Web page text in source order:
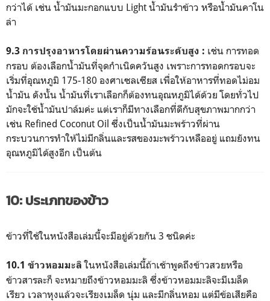
กว่าได้ เช่น น้ำมันมะกอกแบบ Light น้ำมันรำข้าว หรือน้ำมันคาโน
ล่า
9.3 การปรุงอาหารโดยผ่านความร้อนระดับสูง : เช่น การทอด
กรอบ ต้องเลือกน้ำมันที่จุดกำเนิดควันสูง เพราะการทอดกรอบจะ
เริ่มที่อุณหภูมิ 175-180 องศาเซลเซียส เพื่อให้อาหารที่ทอดไม่อม
น้ำมัน ดังนั้น น้ำมันที่เราเลือกก็ต้องทนอุณหภูมิได้ด้วย โดยทั่วไป
มักจะใช้น้ำมันปาล์มค่ะ แต่เราก็มีทางเลือกที่ดีกับสุขภาพมากกว่า
เช่น Refined Coconut Oil ซึ่งเป็นน้ำมันมะพร้าวที่ผ่าน
กระบวนการทำให้ไม่มีกลิ่นและรสของมะพร้าวเหลืออยู่ แถมยังทน
อุณหภูมิได้สูงอีก เป็นต้น
10: ประเภทของข้าว
ข้าวที่ใช้ในหนังสือเล่มนี้จะมีอยู่ด้วยกัน 3 ชนิดค่ะ
10.1 ข้าวหอมมะลิ ในหนังสือเล่มนี้ถ้าเช้าพูดถึงข้าวสวยหรือ
ข้าวสารละก็ จะหมายถึงข้าวหอมมะลิ ซึ่งข้าวหอมมะลิจะมีเมล็ด
เรียว เวลาหุงแล้วจะเรียงเมล็ด นุ่ม และมีกลิ่นหอม แต่มีข้อเสียคือ